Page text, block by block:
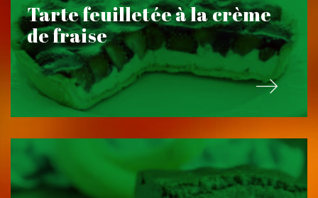
Tarte feuilletée à la crème
de fraise